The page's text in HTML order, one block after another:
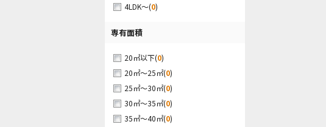
4LDK～(0)
専有面積
20㎡以下(0)
20㎡～25㎡(0)
25㎡～30㎡(0)
30㎡～35㎡(0)
35㎡～40㎡(0)